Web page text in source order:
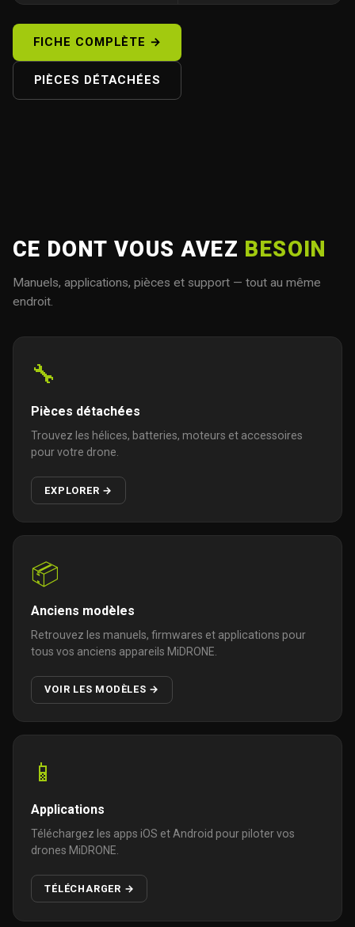
FICHE COMPLÈTE →
PIÈCES DÉTACHÉES
CE DONT VOUS AVEZ BESOIN
Manuels, applications, pièces et support — tout au même
endroit.
🔧
Pièces détachées
Trouvez les hélices, batteries, moteurs et accessoires
pour votre drone.
EXPLORER →
📦
Anciens modèles
Retrouvez les manuels, firmwares et applications pour
tous vos anciens appareils MiDRONE.
VOIR LES MODÈLES →
📱
Applications
Téléchargez les apps iOS et Android pour piloter vos
drones MiDRONE.
TÉLÉCHARGER →